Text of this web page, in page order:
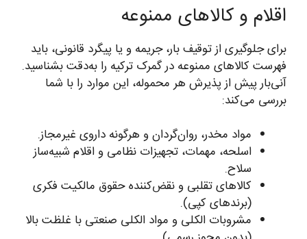
اقلام و کالاهای ممنوعه
برای جلوگیری از توقیف بار، جریمه و یا پیگرد قانونی، باید
فهرست کالاهای ممنوعه در گمرک ترکیه را به‌دقت بشناسید.
آنی‌بار پیش از پذیرش هر محموله، این موارد را با شما
بررسی می‌کند:
مواد مخدر، روان‌گردان و هرگونه داروی غیرمجاز.
اسلحه، مهمات، تجهیزات نظامی و اقلام شبیه‌ساز
سلاح.
کالاهای تقلبی و نقض‌کننده حقوق مالکیت فکری
(برندهای کپی).
مشروبات الکلی و مواد الکلی صنعتی با غلظت بالا